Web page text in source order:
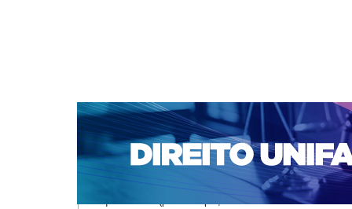
CAPA SOBRE ACESSO CADASTRO
NOTÍCIAS
EDIÇÕES DE Nº 1 A 100 WEBMAIL
Capa>n. 275 (2023) > de Souza
O arquivo PDF selecionado deve ser carregado no
de arquivos PDF (por exemplo, uma versão atual do